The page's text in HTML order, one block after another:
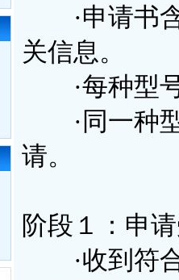
·申请书含
关信息。
·每种型号
·同一种型
请。
阶段１：申
·收到符合